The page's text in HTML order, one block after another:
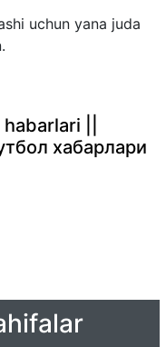
uchun yana juda
||
хабарлари